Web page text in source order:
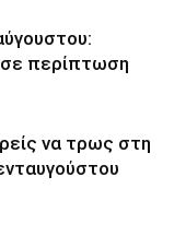
περίπτωση
να τρως στη